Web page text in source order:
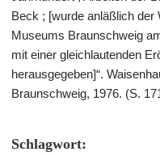
Beck ; [wurde anläßlich der
Museums Braunschweig
mit einer gleichlautenden
herausgegeben]“.
Braunschweig, 1976. (S.
Schlagwort: